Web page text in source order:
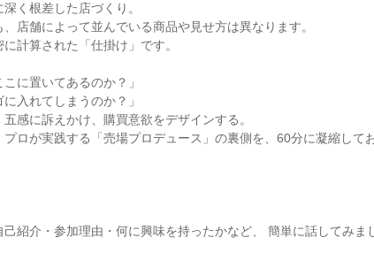
く根差した店づくり。
店舗によって並んでいる商品や見せ方は異なります。
計算された「仕掛け」です。
に置いてあるのか？」
入れてしまうのか？」
感に訴えかけ、購買意欲をデザインする。
ロが実践する「売場プロデュース」の裏側を、60分に凝縮して
己紹介・参加理由・何に興味を持ったかなど、 簡単に話してみま